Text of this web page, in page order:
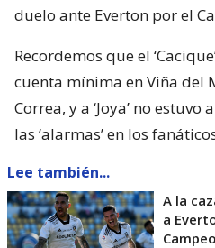
duelo ante Everton por el
Recordemos que el
cuenta mínima en Viña del
Correa, y a ‘Joya’ no
las ‘alarmas’ en los
Lee también...
A la
a